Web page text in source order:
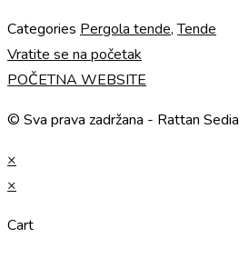
Categories Pergola tende,Tende
Vratite se na početak
POČETNA WEBSITE
© Sva prava zadržana - Rattan Sedia
×
×
Cart